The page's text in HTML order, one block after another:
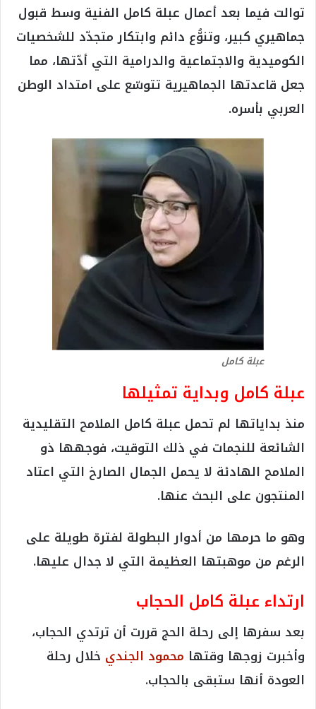
توالت فيما بعد أعمال عبلة كامل الفنية وسط قبول
جماهيري كبير، وتنوُّع دائم وابتكار متجدّد للشخصيات
الكوميدية والاجتماعية والدرامية التي أدّتها، مما
جعل قاعدتها الجماهيرية تتوسّع على امتداد الوطن
العربي بأسره.
عبلة كامل
عبلة كامل وبداية تمثيلها
منذ بداياتها لم تحمل عبلة كامل الملامح التقليدية
الشائعة للنجمات في ذلك التوقيت، فوجهها ذو
الملامح الهادئة لا يحمل الجمال الصارخ التي اعتاد
المنتجون على البحث عنها.
وهو ما حرمها من أدوار البطولة لفترة طويلة على
الرغم من موهبتها العظيمة التي لا جدال عليها.
ارتداء عبلة كامل الحجاب
بعد سفرها إلى رحلة الحج قررت أن ترتدي الحجاب،
وأخبرت زوجها وقتها محمود الجندي خلال رحلة
العودة أنها ستبقى بالحجاب.